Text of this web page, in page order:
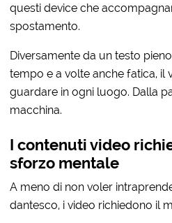
questi device che
spostamento.
Diversamente da un testo
tempo e a volte anche fatica, il
guardare in ogni luogo. Dalla
macchina.
I contenuti video
sforzo mentale
A meno di non voler
dantesco, i video richiedono il